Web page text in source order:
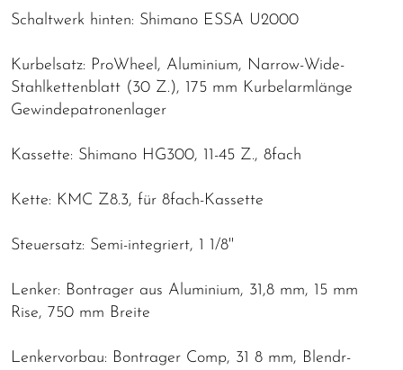
Schaltwerk hinten: Shimano ESSA U2000
Kurbelsatz: ProWheel, Aluminium, Narrow-Wide-
Stahlkettenblatt (30 Z.), 175 mm Kurbelarmlänge
Gewindepatronenlager
Kassette: Shimano HG300, 11-45 Z., 8fach
Kette: KMC Z8.3, für 8fach-Kassette
Steuersatz: Semi-integriert, 1 1/8''
Lenker: Bontrager aus Aluminium, 31,8 mm, 15 mm
Rise, 750 mm Breite
Lenkervorbau: Bontrager Comp, 31 8 mm, Blendr-